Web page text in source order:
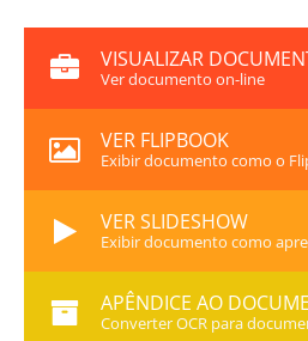
VISUALIZAR
Ver documento on-line
VER FLIPBOOK
Exibir documento como o
VER SLIDESHOW
Exibir documento como
APÊNDICE AO
Converter OCR para